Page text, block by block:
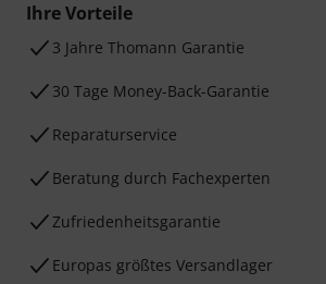
Ihre Vorteile
3 Jahre Thomann Garantie
30 Tage Money-Back-Garantie
Reparaturservice
Beratung durch Fachexperten
Zufriedenheitsgarantie
Europas größtes Versandlager